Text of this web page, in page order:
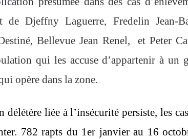
de Djeffny Laguerre, Fredelin Jean-
Bellevue Jean Renel, et Peter
qui les accuse d’appartenir à un
opère dans la zone.
liée à l’insécurité persiste, les
782 rapts du 1er janvier au 16